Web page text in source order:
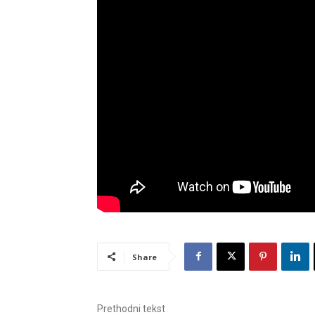
Share
Prethodni tekst